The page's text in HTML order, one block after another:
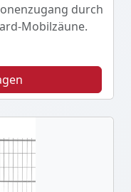
durch
Mobilzäune.